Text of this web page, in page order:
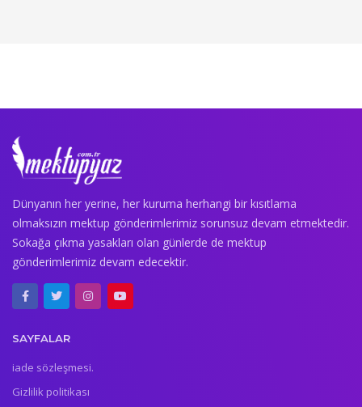
Dünyanın her yerine, her kuruma herhangi bir kısıtlama
olmaksızın mektup gönderimlerimiz sorunsuz devam etmektedir.
Sokağa çıkma yasakları olan günlerde de mektup
gönderimlerimiz devam edecektir.
SAYFALAR
iade sözleşmesi.
Gizlilik politikası